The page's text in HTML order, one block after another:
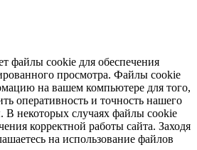
файлы cookie для обеспечения
просмотра. Файлы cookie
на вашем компьютере для того,
оперативность и точность нашего
В некоторых случаях файлы cookie
корректной работы сайта. Заходя
на использование файлов